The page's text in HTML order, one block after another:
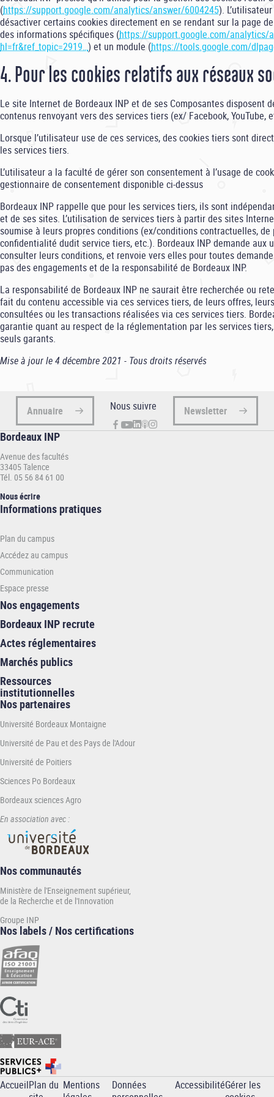
(https://support.google.com/analytics/answer/6004245).
désactiver certains cookies directement en se rendant sur la page
des informations spécifiques (https://support.google.com/analytics/
hl=fr&ref_topic=2919…) et un module (https://tools.google.com/
4. Pour les cookies relatifs aux réseaux
Le site Internet de Bordeaux INP et de ses Composantes disposent
contenus renvoyant vers des services tiers (ex/ Facebook, YouTube,
Lorsque l’utilisateur use de ces services, des cookies tiers sont
les services tiers.
L’utilisateur a la faculté de gérer son consentement à l’usage de
gestionnaire de consentement disponible ci-dessus
Bordeaux INP rappelle que pour les services tiers, ils sont
et de ses sites. L’utilisation de services tiers à partir des sites
soumise à leurs propres conditions (ex/conditions contractuelles,
confidentialité dudit service tiers, etc.). Bordeaux INP demande aux
consulter leurs conditions, et renvoie vers elles pour toutes
pas des engagements et de la responsabilité de Bordeaux INP.
La responsabilité de Bordeaux INP ne saurait être recherchée ou
fait du contenu accessible via ces services tiers, de leurs offres,
consultées ou les transactions réalisées via ces services tiers.
garantie quant au respect de la réglementation par les services
seuls garants.
Mise à jour le 4 décembre 2021 - Tous droits réservés
Annuaire Nous suivre Newsletter
Bordeaux INP
Avenue des facultés
33405 Talence
Tél. 05 56 84 61 00
Nous écrire
Informations
INP
Informations pratiques
Plan du campus
Accédez au campus
Communication
Espace presse
Nos engagements
Bordeaux INP recrute
Actes réglementaires
Marchés publics
Ressources
institutionnelles
Nos partenaires
Université Bordeaux Montaigne
Université de Pau et des Pays de l'Adour
Université de Poitiers
Sciences Po Bordeaux
Bordeaux sciences Agro
En association avec :
Nos communautés
Ministère de l'Enseignement supérieur,
de la Recherche et de l'Innovation
Groupe INP
Nos labels / Nos certifications
AccueilPlan du Mentions
Données
AccessibilitéGérer les